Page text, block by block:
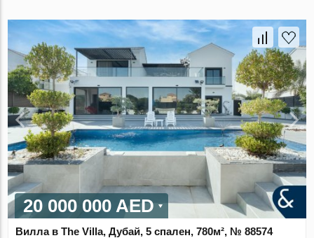
20 000 000 AED
Вилла в The Villa, Дубай, 5 спален, 780м², № 88574